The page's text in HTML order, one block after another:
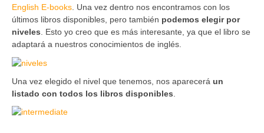
English E-books . Una vez dentro nos encontramos con los
últimos libros disponibles, pero también podemos elegir por
niveles . Esto yo creo que es más interesante, ya que el libro se
adaptará a nuestros conocimientos de inglés.
Una vez elegido el nivel que tenemos, nos aparecerá un
listado con todos los libros disponibles